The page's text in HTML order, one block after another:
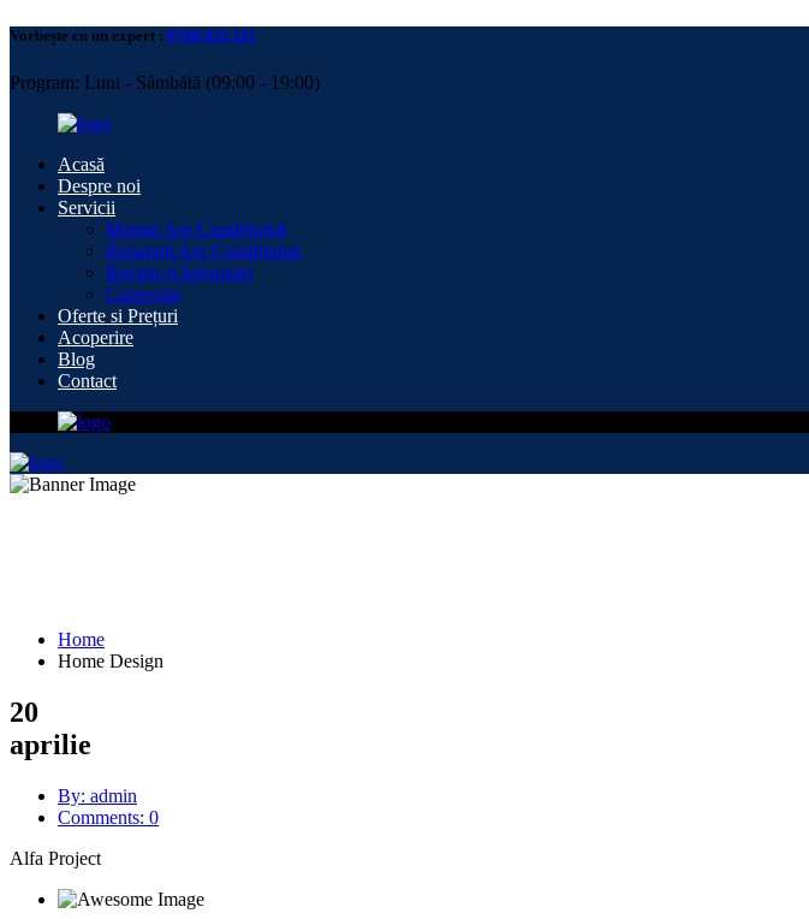
Vorbește cu un expert : 0760 925 111
Program: Luni - Sâmbătă (09:00 - 19:00)
Acasă
Despre noi
Servicii
Montaj Aer Condiționat
Reparații Aer Condiționat
Revizii și Igienizări
Corporate
Oferte si Prețuri
Acoperire
Blog
Contact
Home
Home Design
20
aprilie
By: admin
Comments: 0
Alfa Project